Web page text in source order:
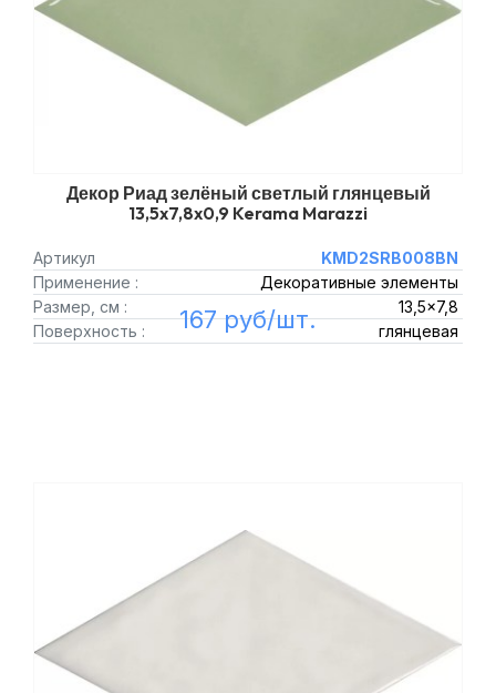
Декор Риад зелёный светлый глянцевый
13,5x7,8x0,9 Kerama Marazzi
Артикул
KMD2SRB008BN
Применение :
Декоративные элементы
Размер, см :
13,5x7,8
Поверхность :
глянцевая
167 руб/шт.